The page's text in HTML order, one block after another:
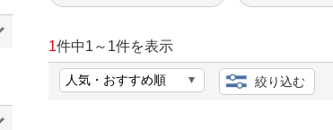
ご利用ガイド
1件中1 ～ 1件を表示
絞り込む